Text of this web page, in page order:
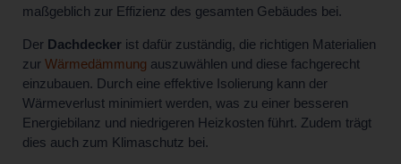
maßgeblich zur Effizienz des gesamten Gebäudes bei.
Der Dachdecker ist dafür zuständig, die richtigen Materialien
zur Wärmedämmung auszuwählen und diese fachgerecht
einzubauen. Durch eine effektive Isolierung kann der
Wärmeverlust minimiert werden, was zu einer besseren
Energiebilanz und niedrigeren Heizkosten führt. Zudem trägt
dies auch zum Klimaschutz bei.